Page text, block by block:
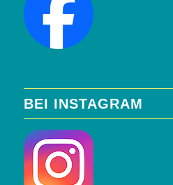
BEI INSTAGRAM